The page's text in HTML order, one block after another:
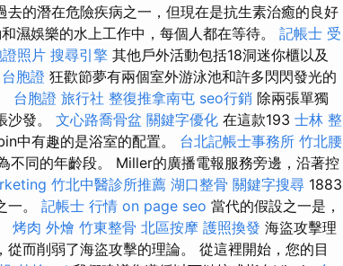
的潛在危險疾病之一，但現在是抗生素治癒的良好
濕娛樂的水上工作中，每個人都在等待。 記帳士 受
照片 搜尋引擎 其他戶外活動包括18洞迷你櫃以及
台胞證 狂歡節夢有兩個室外游泳池和許多閃閃發光的
台胞證 旅行社 整復推拿南屯 seo行銷 除兩張單獨
沙發。 文心路喬骨盆 關鍵字優化 在這款193 士林 整
中有趣的是浴室的配置。 台北記帳士事務所 竹北腰
不同的年齡段。 Miller的廣播電報服務旁邊，沿著控
竹北中醫診所推薦 湖口整骨 關鍵字搜尋 1883
一。 記帳士 行情 on page seo 當代的假設之一是，
烤肉 外燴 竹東整骨 北區按摩 護照換發 海盜攻擊理
而削弱了海盜攻擊的理論。 從這裡開始，您的目